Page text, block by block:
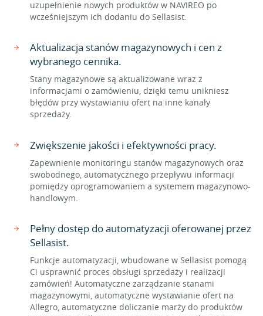
uzupełnienie nowych produktów w NAVIREO po
wcześniejszym ich dodaniu do Sellasist.
Aktualizacja stanów magazynowych i cen z
wybranego cennika.
Stany magazynowe są aktualizowane wraz z
informacjami o zamówieniu, dzięki temu unikniesz
błędów przy wystawianiu ofert na inne kanały
sprzedaży.
Zwiększenie jakości i efektywności pracy.
Zapewnienie monitoringu stanów magazynowych oraz
swobodnego, automatycznego przepływu informacji
pomiędzy oprogramowaniem a systemem magazynowo-
handlowym.
Pełny dostęp do automatyzacji oferowanej przez
Sellasist.
Funkcje automatyzacji, wbudowane w Sellasist pomogą
Ci usprawnić proces obsługi sprzedaży i realizacji
zamówień! Automatyczne zarządzanie stanami
magazynowymi, automatyczne wystawianie ofert na
Allegro, automatyczne doliczanie marży do produktów